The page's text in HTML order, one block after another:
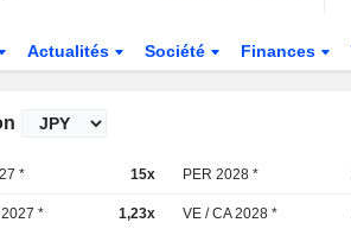
Actualités Société Finances
* 15x PER 2028 *
* 1,23x VE / CA 2028 *